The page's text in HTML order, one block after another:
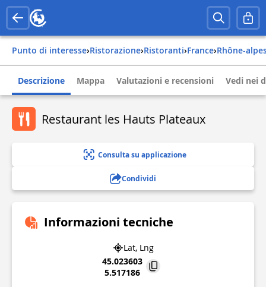
Punto di interesse› Ristorazione› Ristoranti› france› rhône-
Descrizione Mappa Valutazioni e recensioni Vedi nei
Restaurant les Hauts Plateaux
Consulta su applicazione
Condividi
Informazioni tecniche
Lat, Lng
45.023603
5.517186